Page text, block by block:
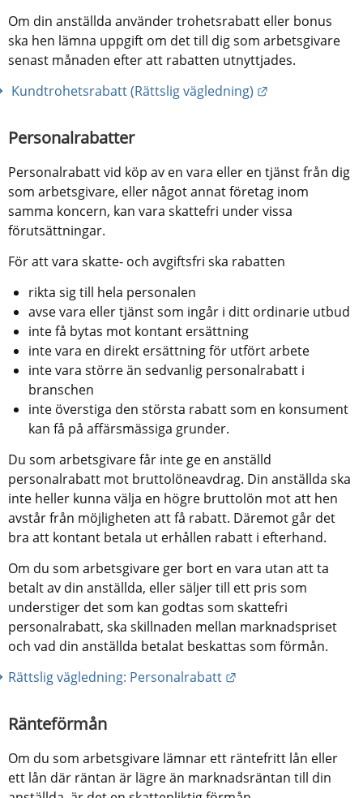
Om din anställda använder trohetsrabatt eller bonus
ska hen lämna uppgift om det till dig som arbetsgivare
senast månaden efter att rabatten utnyttjades.
Kundtrohetsrabatt (Rättslig vägledning)
Personalrabatter
Personalrabatt vid köp av en vara eller en tjänst från dig
som arbetsgivare, eller något annat företag inom
samma koncern, kan vara skattefri under vissa
förutsättningar.
För att vara skatte- och avgiftsfri ska rabatten
rikta sig till hela personalen
avse vara eller tjänst som ingår i ditt ordinarie utbud
inte få bytas mot kontant ersättning
inte vara en direkt ersättning för utfört arbete
inte vara större än sedvanlig personalrabatt i
branschen
inte överstiga den största rabatt som en konsument
kan få på affärsmässiga grunder.
Du som arbetsgivare får inte ge en anställd
personalrabatt mot bruttolöneavdrag. Din anställda ska
inte heller kunna välja en högre bruttolön mot att hen
avstår från möjligheten att få rabatt. Däremot går det
bra att kontant betala ut erhållen rabatt i efterhand.
Om du som arbetsgivare ger bort en vara utan att ta
betalt av din anställda, eller säljer till ett pris som
understiger det som kan godtas som skattefri
personalrabatt, ska skillnaden mellan marknadspriset
och vad din anställda betalat beskattas som förmån.
Rättslig vägledning: Personalrabatt
Ränteförmån
Om du som arbetsgivare lämnar ett räntefritt lån eller
ett lån där räntan är lägre än marknadsräntan till din